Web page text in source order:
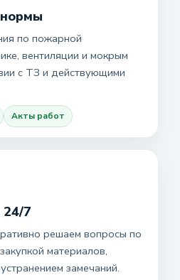
по пожарной
вентиляции и мокрым
с ТЗ и действующими
Акты работ
7
решаем вопросы по
материалов,
замечаний.